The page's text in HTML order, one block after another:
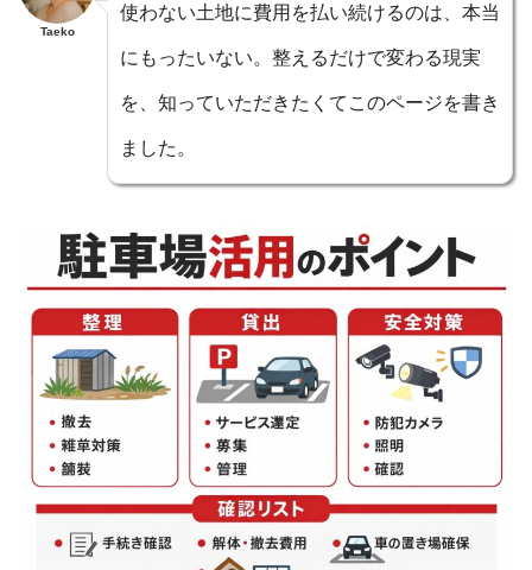
Taeko
使わない土地に費用を払い続けるのは、本当
にもったいない。整えるだけで変わる現実
を、知っていただきたくてこのページを書き
ました。